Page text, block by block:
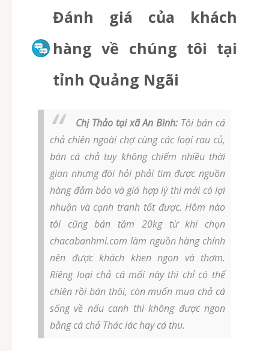
Đánh giá của khách
hàng về chúng tôi tại
tỉnh Quảng Ngãi
Chị Thảo tại xã An Bình: Tôi bán cá
chả chiên ngoài chợ cùng các loại rau củ,
bán cá chả tuy không chiếm nhiều thời
gian nhưng đòi hỏi phải tìm được nguồn
hàng đảm bảo và giá hợp lý thì mới có lợi
nhuận và cạnh tranh tốt được. Hôm nào
tôi cũng bán tầm 20kg từ khi chọn
chacabanhmi.com làm nguồn hàng chính
nên được khách khen ngon và thơm.
Riêng loại chả cá mối này thì chỉ có thể
chiên rồi bán thôi, còn muốn mua chả cá
sống về nấu canh thì không được ngon
bằng cá chả Thác lác hay cá thu.